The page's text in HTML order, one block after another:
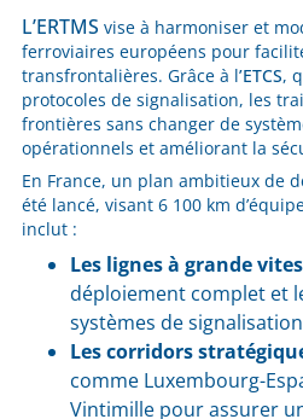
L’ERTMS vise à harmoniser et
ferroviaires européens pour
transfrontalières. Grâce à l’ETCS,
protocoles de signalisation, les
frontières sans changer de
opérationnels et améliorant la
En France, un plan ambitieux de
été lancé, visant 6 100 km
inclut :
Les lignes à grande
déploiement complet et
systèmes de
Les corridors
comme Luxembourg-
Vintimille pour assurer